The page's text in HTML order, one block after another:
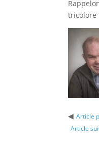
tricolore
◀ Article
Article